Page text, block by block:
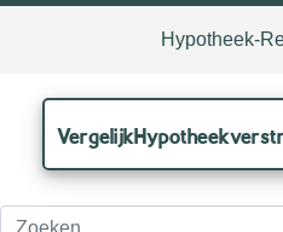
Hypotheek-